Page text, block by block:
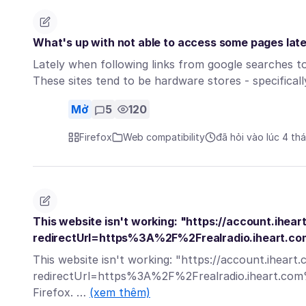
What's up with not able to access some pages
Lately when following links from google searches
These sites tend to be hardware stores -
Mở 5 120
Firefox Web compatibility đã hỏi vào lúc 4
This website isn't working: "https://
This website isn't working: "https://
Firefox. … (xem thêm)